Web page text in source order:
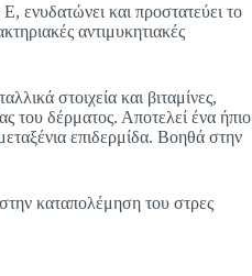
Ε, ενυδατώνει και προστατεύει το
αντιμυκητιακές
στοιχεία και βιταμίνες,
του δέρματος. Αποτελεί ένα ήπιο
επιδερμίδα. Βοηθά στην
καταπολέμηση του στρες